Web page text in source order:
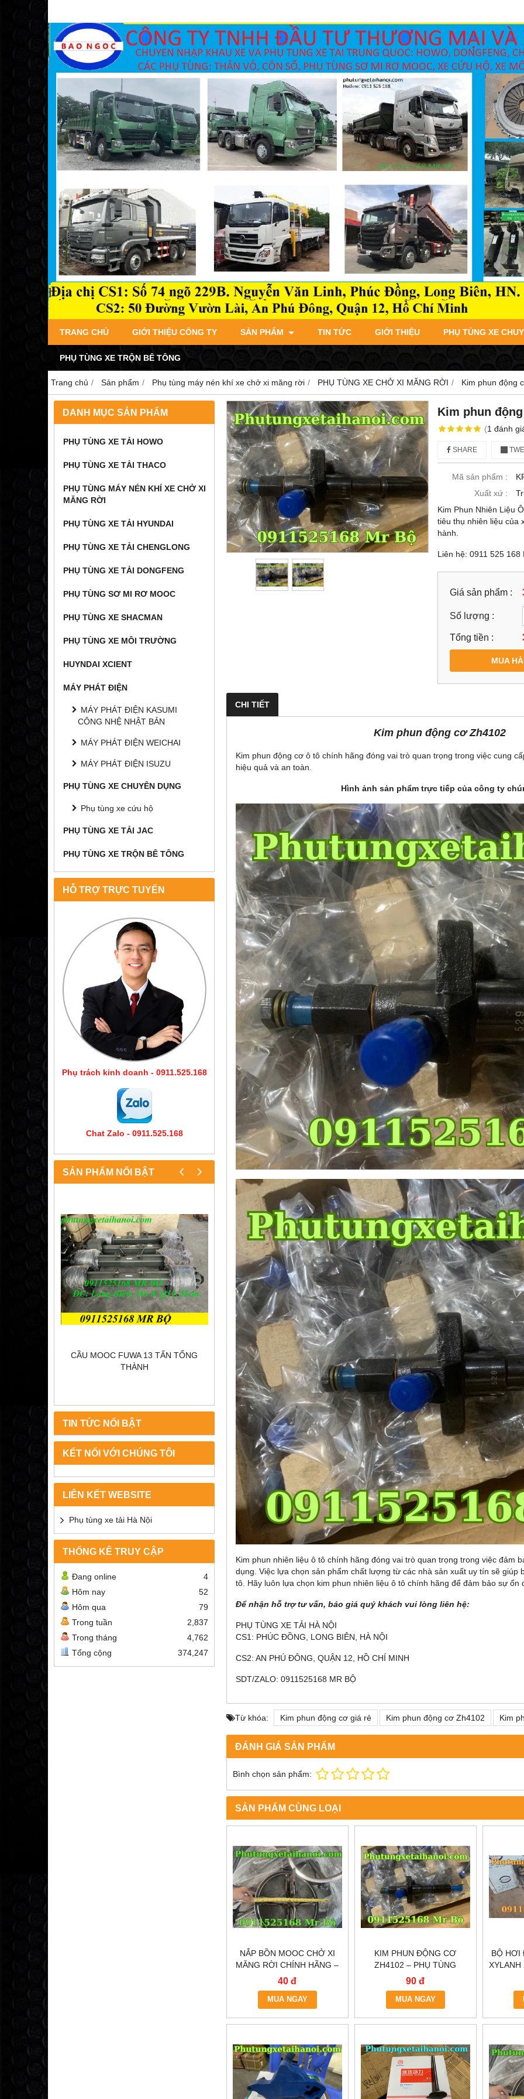
TRANG CHỦ GIỚI THIỆU CÔNG TY SẢN PHẨM TIN TỨC GIỚI THIỆU PHỤ TÙNG XE
PHỤ TÙNG XE TRỘN BÊ TÔNG
Trang chủ Sản phẩm Phụ tùng máy nén khí xe chở xi măng rời PHỤ TÙNG XE CHỞ XI MĂNG RỜI Kim phun động
DANH MỤC SẢN PHẨM
PHỤ TÙNG XE TẢI HOWO
PHỤ TÙNG XE TẢI THACO
PHỤ TÙNG MÁY NÉN KHÍ XE CHỞ XI
MĂNG RỜI
PHỤ TÙNG XE TẢI HYUNDAI
PHỤ TÙNG XE TẢI CHENGLONG
PHỤ TÙNG XE TẢI DONGFENG
PHỤ TÙNG SƠ MI RƠ MOOC
PHỤ TÙNG XE SHACMAN
PHỤ TÙNG XE MÔI TRƯỜNG
HUYNDAI XCIENT
MÁY PHÁT ĐIỆN
MÁY PHÁT ĐIỆN KASUMI
CÔNG NHỆ NHẬT BẢN
MÁY PHÁT ĐIỆN WEICHAI
MÁY PHÁT ĐIỆN ISUZU
PHỤ TÙNG XE CHUYÊN DỤNG
Phụ tùng xe cứu hộ
PHỤ TÙNG XE TẢI JAC
PHỤ TÙNG XE TRỘN BÊ TÔNG
HỖ TRỢ TRỰC TUYẾN
Phụ trách kinh doanh - 0911.525.168
Chat Zalo - 0911.525.168
SẢN PHẨM NỔI BẬT
CẦU MOOC FUWA 13 TẤN TỔNG
THÀNH
BƠM CAO ÁP 4100 ĐỘNG CƠ 4102 KHÔNG ĐẾ
‹ ›
TIN TỨC NỔI BẬT
KẾT NỐI VỚI CHÚNG TÔI
LIÊN KẾT WEBSITE
Phụ tùng xe tải Hà Nội
THỐNG KÊ TRUY CẬP
Đang online
4
Hôm nay
52
Hôm qua
79
Trong tuần
2,837
Trong tháng
4,762
Tổng cộng
374,247
Kim phun
(1 đánh
SHARE
Mã sản phẩm :
Xuất xứ :
Kim Phun Nhiên Liệu
tiêu thụ nhiên liệu của
hành.
Liên hệ: 0911 525 168
Giá sản phẩm :
Số lượng :
Tổng tiền :
MUA
CHI TIẾT
Kim phun động cơ Zh4102
Kim phun động cơ ô tô chính hãng đóng vai trò quan trọng trong việc cung
hiệu quả và an toàn.
Hình ảnh sản phẩm trực tiếp của công ty
Kim phun nhiên liệu ô tô chính hãng đóng vai trò quan trọng trong việc đảm
dụng. Việc lựa chọn sản phẩm chất lượng từ các nhà sản xuất uy tín sẽ giúp
tô. Hãy luôn lựa chọn kim phun nhiên liệu ô tô chính hãng để đảm bảo sự ổn
Để nhận hỗ trợ tư vấn, báo giá quý khách vui lòng liên hệ:
PHỤ TÙNG XE TẢI HÀ NỘI
CS1: PHÚC ĐỒNG, LONG BIÊN, HÀ NỘI
CS2: AN PHÚ ĐÔNG, QUẬN 12, HỒ CHÍ MINH
SDT/ZALO: 0911525168 MR BỘ
Từ khóa: Kim phun động cơ giá rẻ Kim phun động cơ Zh4102 Kim
ĐÁNH GIÁ SẢN PHẨM
Bình chọn sản phẩm:
SẢN PHẨM CÙNG LOẠI
NẮP BỒN MOOC CHỞ XI
MĂNG RỜI CHÍNH HÃNG –
GIAO NHANH HÀ NỘI &
40 đ
MUA NGAY
KIM PHUN ĐỘNG CƠ
ZH4102 – PHỤ TÙNG
CHÍNH HÃNG, HÀNG SẴN
90 đ
MUA NGAY
BỘ HƠI
XYLANH
KHO